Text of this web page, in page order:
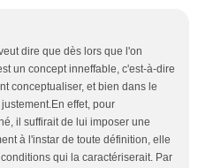
dire que dès lors que l'on
un concept inneffable, c'est-à-dire
conceptualiser, et bien dans le
effet, pour
il suffirait de lui imposer une
à l'instar de toute définition, elle
qui la caractériserait. Par